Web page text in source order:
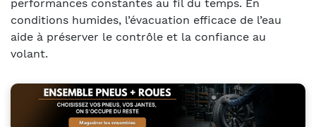
performances constantes au fil du temps. En
conditions humides, l’évacuation efficace de l’eau
aide à préserver le contrôle et la confiance au
volant.